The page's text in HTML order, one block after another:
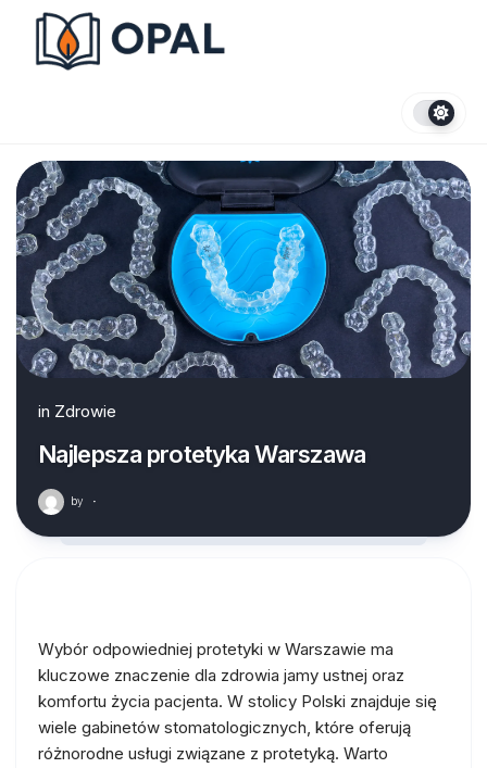
content
in Zdrowie
Najlepsza protetyka Warszawa
by ·
Wybór odpowiedniej protetyki w Warszawie ma
kluczowe znaczenie dla zdrowia jamy ustnej oraz
komfortu życia pacjenta. W stolicy Polski znajduje się
wiele gabinetów stomatologicznych, które oferują
różnorodne usługi związane z protetyką. Warto